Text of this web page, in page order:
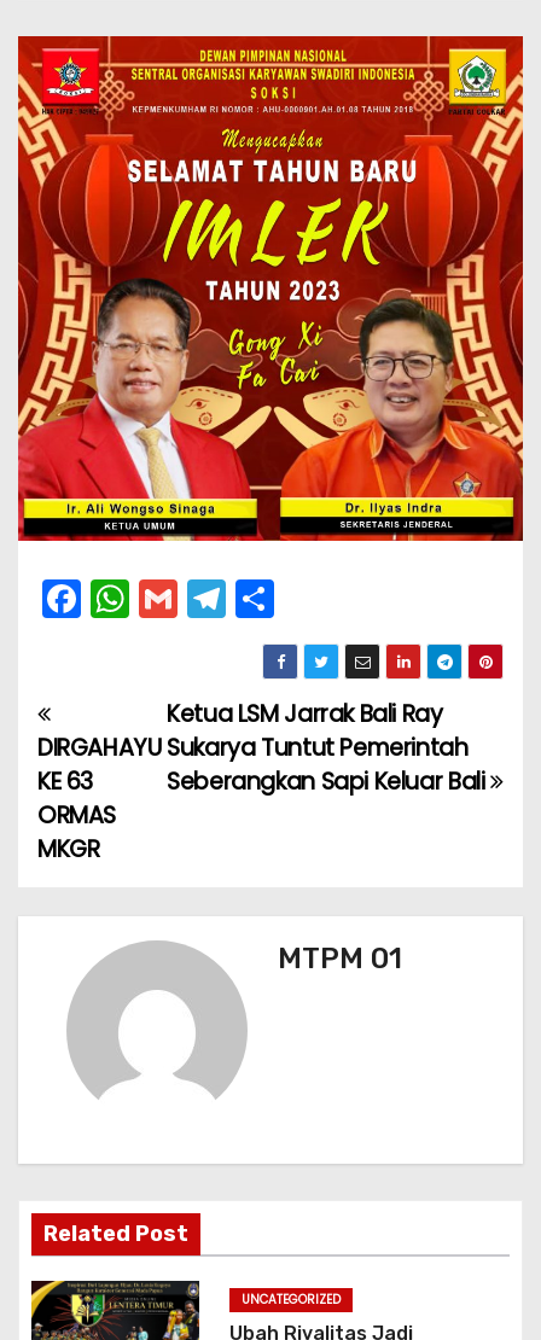
F
a
b
o
o
k
W
h
A
G
m
l
T
el
gr
a
m
h
ar
e
N
a
v
g
o
s
Ketua LSM Jarrak Bali Ray
Sukarya Tuntut Pemerintah
Seberangkan Sapi Keluar Bali
DIRGAHAYU
KE 63
ORMAS
MKGR
MTPM 01
Related Post
UNCATEGORIZED
Ubah Rivalitas Jadi